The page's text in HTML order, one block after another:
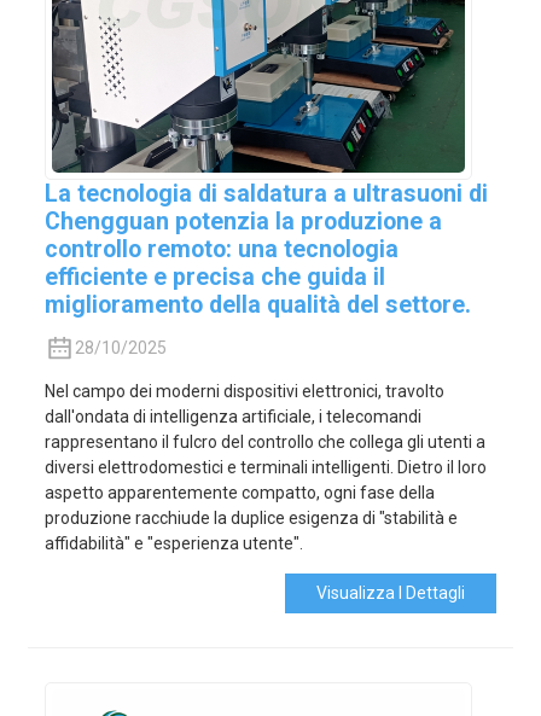
La tecnologia di saldatura a ultrasuoni di
Chengguan potenzia la produzione a
controllo remoto: una tecnologia
efficiente e precisa che guida il
miglioramento della qualità del settore.
28/10/2025
Nel campo dei moderni dispositivi elettronici, travolto
dall'ondata di intelligenza artificiale, i telecomandi
rappresentano il fulcro del controllo che collega gli utenti a
diversi elettrodomestici e terminali intelligenti. Dietro il loro
aspetto apparentemente compatto, ogni fase della
produzione racchiude la duplice esigenza di "stabilità e
affidabilità" e "esperienza utente".
Visualizza I Dettagli